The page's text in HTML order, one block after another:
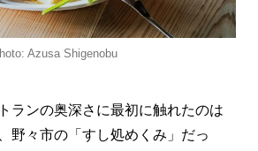
Azusa Shigenobu
ランの奥深さに最初に触れたのは
野々市の「すし処めくみ」だっ